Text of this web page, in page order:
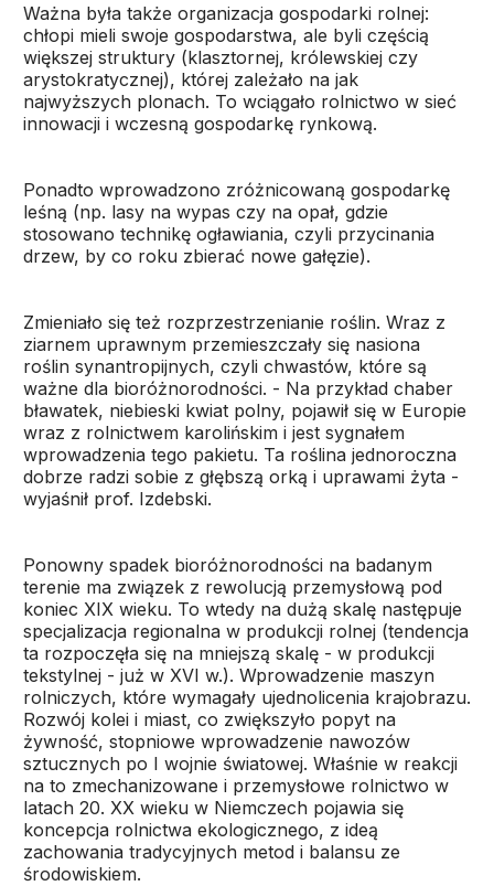
Ważna była także organizacja gospodarki rolnej:
chłopi mieli swoje gospodarstwa, ale byli częścią
większej struktury (klasztornej, królewskiej czy
arystokratycznej), której zależało na jak
najwyższych plonach. To wciągało rolnictwo w sieć
innowacji i wczesną gospodarkę rynkową.
Ponadto wprowadzono zróżnicowaną gospodarkę
leśną (np. lasy na wypas czy na opał, gdzie
stosowano technikę ogławiania, czyli przycinania
drzew, by co roku zbierać nowe gałęzie).
Zmieniało się też rozprzestrzenianie roślin. Wraz z
ziarnem uprawnym przemieszczały się nasiona
roślin synantropijnych, czyli chwastów, które są
ważne dla bioróżnorodności. - Na przykład chaber
bławatek, niebieski kwiat polny, pojawił się w Europie
wraz z rolnictwem karolińskim i jest sygnałem
wprowadzenia tego pakietu. Ta roślina jednoroczna
dobrze radzi sobie z głębszą orką i uprawami żyta -
wyjaśnił prof. Izdebski.
Ponowny spadek bioróżnorodności na badanym
terenie ma związek z rewolucją przemysłową pod
koniec XIX wieku. To wtedy na dużą skalę następuje
specjalizacja regionalna w produkcji rolnej (tendencja
ta rozpoczęła się na mniejszą skalę - w produkcji
tekstylnej - już w XVI w.). Wprowadzenie maszyn
rolniczych, które wymagały ujednolicenia krajobrazu.
Rozwój kolei i miast, co zwiększyło popyt na
żywność, stopniowe wprowadzenie nawozów
sztucznych po I wojnie światowej. Właśnie w reakcji
na to zmechanizowane i przemysłowe rolnictwo w
latach 20. XX wieku w Niemczech pojawia się
koncepcja rolnictwa ekologicznego, z ideą
zachowania tradycyjnych metod i balansu ze
środowiskiem.